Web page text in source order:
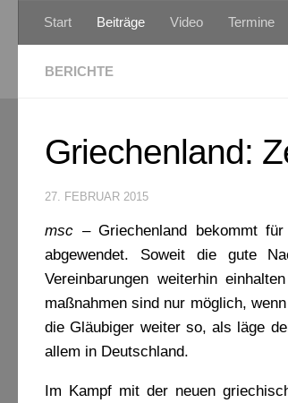
Zum Inhalt springen
Start Beiträge Video Termine
BERICHTE
Griechenland:
27. FEBRUAR 2015
msc –Griechenland bekommt
abgewendet. Soweit die gute
Vereinbarungen weiterhin
maßnahmen sind nur möglich,
die Gläubiger weiter so, als läge
allem in Deutschland.
Im Kampf mit der neuen